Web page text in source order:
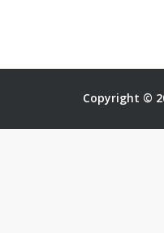
Copyright ©